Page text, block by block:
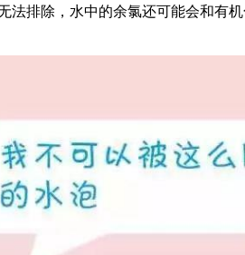
法排除，水中的余氯还可能会和有